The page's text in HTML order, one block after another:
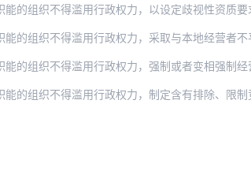
用行政权力，以设定歧视性资质要求、评审标准或者不依法发
用行政权力，采取与本地经营者不平等待遇等方式，排斥、限
的组织不得滥用行政权力，强制或者变相强制
的组织不得滥用行政权力，制定含有排除、限